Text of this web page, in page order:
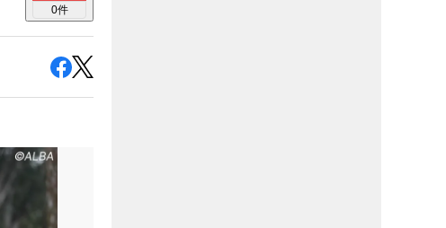
0件